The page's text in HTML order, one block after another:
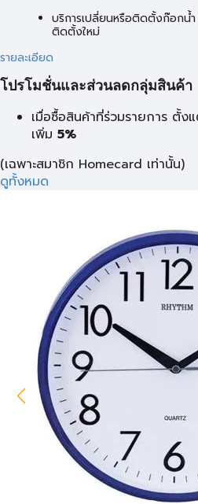
บริการเปลี่ยนหรือติดตั้งก๊อกน้
ติดตั้งใหม่
รายละเอียด
โปรโมชั่นและส่วนลดกลุ่มสินค้า
เมื่อซื้อสินค้าที่ร่วมรายการ ตั้ง
เพิ่ม 5%
(เฉพาะสมาชิก Homecard เท่านั้น)
ดูทั้งหมด